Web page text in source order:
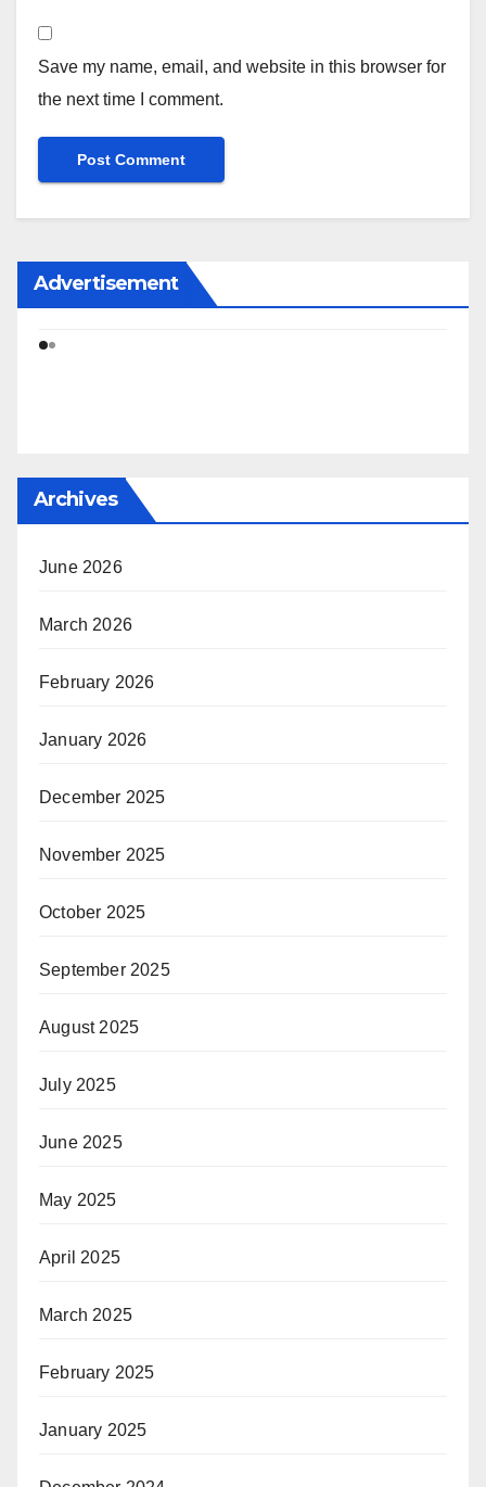
Save my name, email, and website in this browser for
the next time I comment.
Advertisement
Archives
June 2026
March 2026
February 2026
January 2026
December 2025
November 2025
October 2025
September 2025
August 2025
July 2025
June 2025
May 2025
April 2025
March 2025
February 2025
January 2025